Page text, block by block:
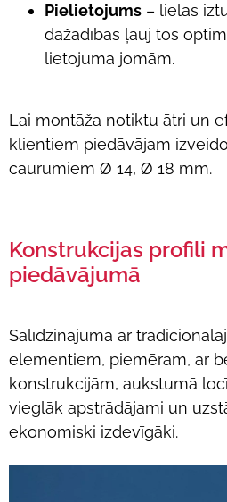
Pielietojums – lielas
dažādības ļauj tos
lietojuma jomām.
Lai montāža notiktu ātri un
klientiem piedāvājam
caurumiem Ø 14, Ø 18 mm.
Konstrukcijas profili
piedāvājumā
Salīdzinājumā ar
elementiem, piemēram, ar
konstrukcijām, aukstumā
vieglāk apstrādājami un
ekonomiski izdevīgāki.